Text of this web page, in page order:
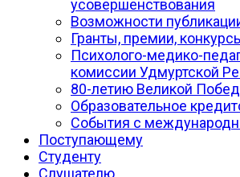
усовершенствования
Возможности
Гранты, премии,
Психолого-медико-
комиссии Удмуртской
80-летию Великой
Образовательное
События с
Поступающему
Студенту
Слушателю